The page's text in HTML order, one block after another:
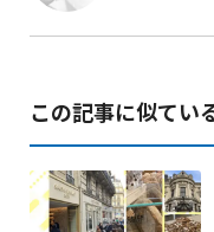
この記事に似てい